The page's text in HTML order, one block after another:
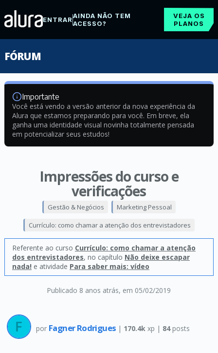
ENTRARAINDA NÃO TEM
ACESSO?
VEJA OS
PLANOS
FÓRUM
Importante
Você está vendo a versão anterior da nova experiência da
Alura que estamos preparando para você. Em breve, ela
ganha uma identidade visual novinha totalmente pensada
em potencializar seus estudos!
Impressões do curso e
verificações
Publicado 8 anos atrás, em 05/02/2019
Gestão & Negócios Marketing Pessoal
Currículo: como chamar a atenção dos entrevistadores
Referente ao curso Currículo: como chamar a atenção
dos entrevistadores, no capítulo Não deixe escapar
nada! e atividade Para saber mais: vídeo
por Fagner Rodrigues | 170.4k xp | 84posts